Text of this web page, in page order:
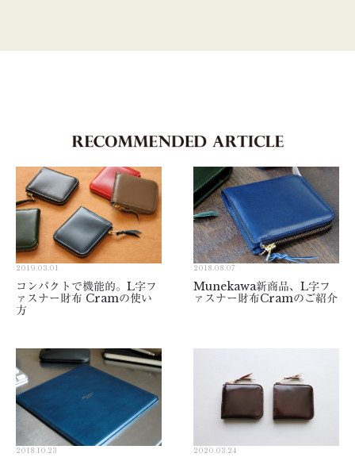
2019.03.01
コンパクトで機能的。L字フ
ァスナー財布 Cramの使い
方
2018.08.07
Munekawa新商品、L字フ
ァスナー財布Cramのご紹介
2018.10.23 2020.03.24